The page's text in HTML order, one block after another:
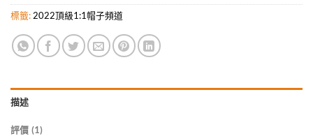
標籤: 2022頂級1:1帽子頻道
描述
評價 (1)